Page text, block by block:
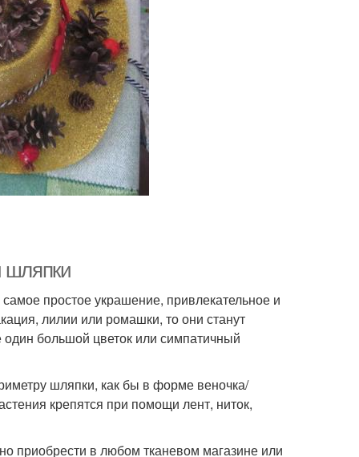
шляпки
простое украшение, привлекательное и
лилии или ромашки, то они станут
большой цветок или симпатичный
шляпки, как бы в форме веночка/
крепятся при помощи лент, ниток,
приобрести в любом тканевом магазине или